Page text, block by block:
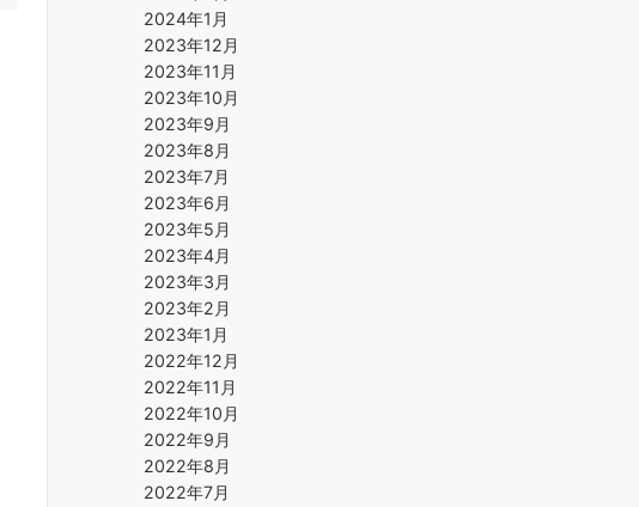
2024年1月
2023年12月
2023年11月
2023年10月
2023年9月
2023年8月
2023年7月
2023年6月
2023年5月
2023年4月
2023年3月
2023年2月
2023年1月
2022年12月
2022年11月
2022年10月
2022年9月
2022年8月
2022年7月